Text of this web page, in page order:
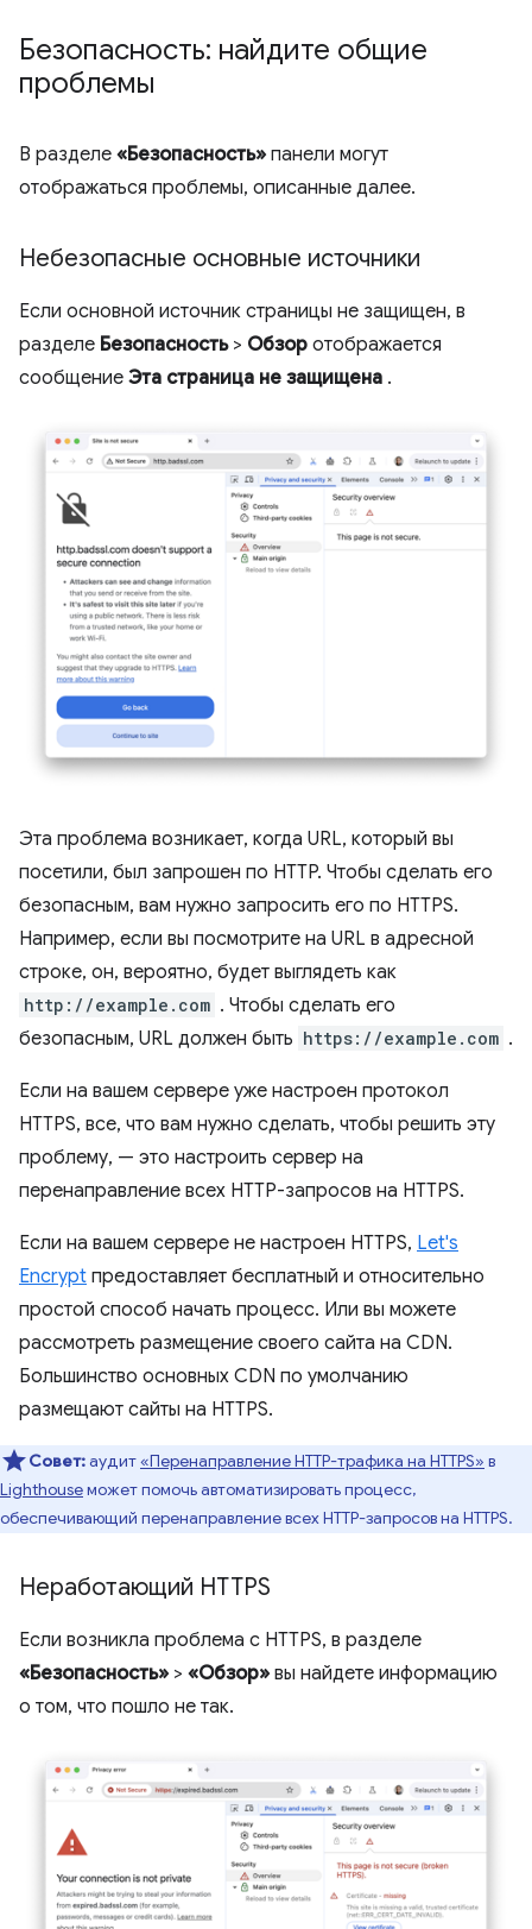
Безопасность: найдите общие
проблемы
В разделе «Безопасность» панели могут
отображаться проблемы, описанные далее.
Небезопасные основные источники
Если основной источник страницы не защищен, в
разделе Безопасность> Обзор отображается
сообщение Эта страница не защищена .
Эта проблема возникает, когда URL, который вы
посетили, был запрошен по HTTP. Чтобы сделать его
безопасным, вам нужно запросить его по HTTPS.
Например, если вы посмотрите на URL в адресной
строке, он, вероятно, будет выглядеть как
http://example.com . Чтобы сделать его
безопасным, URL должен быть https://example.com .
Если на вашем сервере уже настроен протокол
HTTPS, все, что вам нужно сделать, чтобы решить эту
проблему, — это настроить сервер на
перенаправление всех HTTP-запросов на HTTPS.
Если на вашем сервере не настроен HTTPS, Let's
Encrypt предоставляет бесплатный и относительно
простой способ начать процесс. Или вы можете
рассмотреть размещение своего сайта на CDN.
Большинство основных CDN по умолчанию
размещают сайты на HTTPS.
Совет:аудит«Перенаправление HTTP-трафика на HTTPS» в
Lighthouseможет помочь автоматизировать процесс,
обеспечивающий перенаправление всех HTTP-запросов на HTTPS.
Неработающий HTTPS
Если возникла проблема с HTTPS, в разделе
«Безопасность» > «Обзор» вы найдете информацию
о том, что пошло не так.